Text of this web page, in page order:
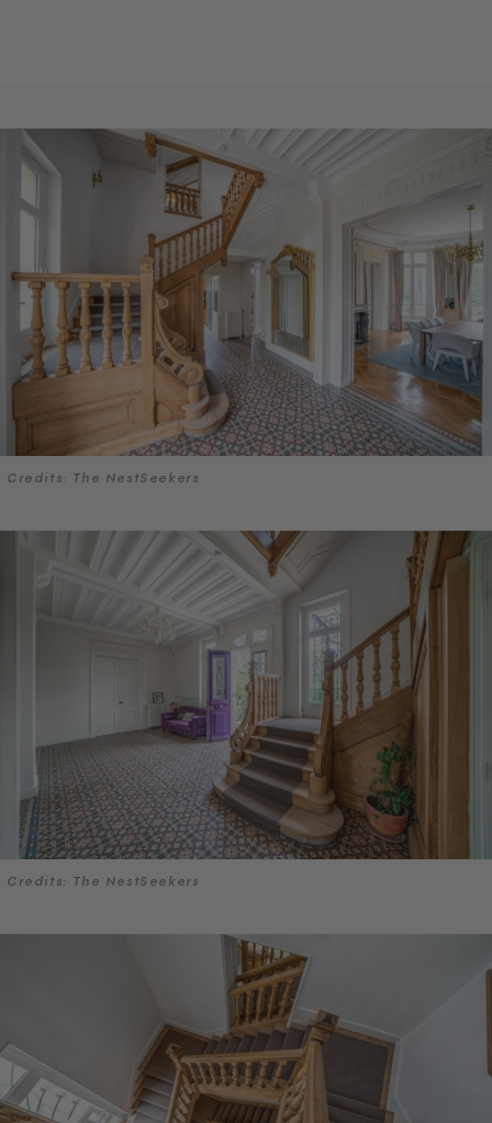
Credits: The NestSeekers
Credits: The NestSeekers